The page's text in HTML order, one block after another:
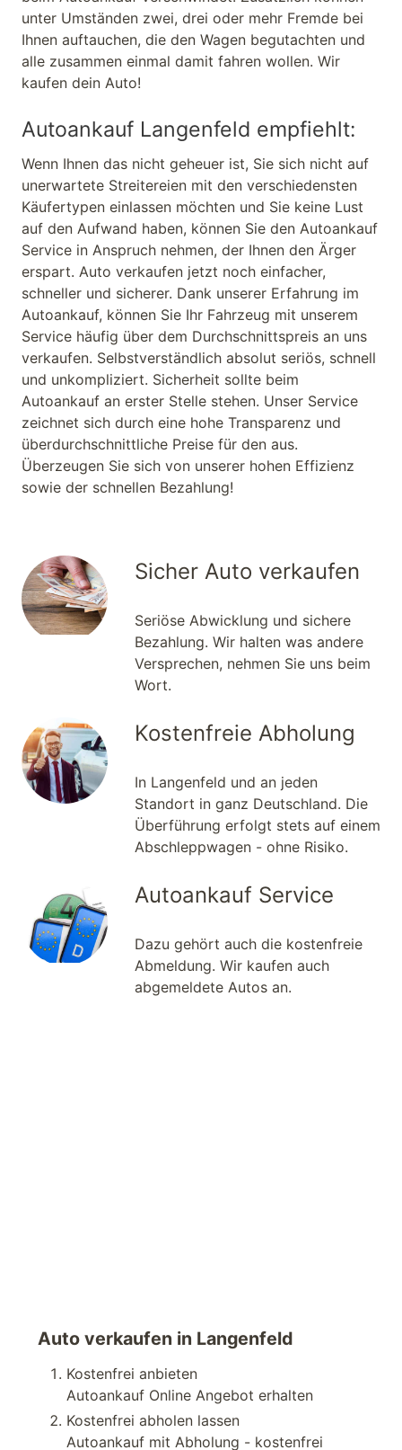
unter Umständen zwei, drei oder mehr Fremde bei
Ihnen auftauchen, die den Wagen begutachten und
alle zusammen einmal damit fahren wollen. Wir
kaufen dein Auto!
Autoankauf Langenfeld empfiehlt:
Wenn Ihnen das nicht geheuer ist, Sie sich nicht auf
unerwartete Streitereien mit den verschiedensten
Käufertypen einlassen möchten und Sie keine Lust
auf den Aufwand haben, können Sie den Autoankauf
Service in Anspruch nehmen, der Ihnen den Ärger
erspart. Auto verkaufen jetzt noch einfacher,
schneller und sicherer. Dank unserer Erfahrung im
Autoankauf, können Sie Ihr Fahrzeug mit unserem
Service häufig über dem Durchschnittspreis an uns
verkaufen. Selbstverständlich absolut seriös, schnell
und unkompliziert. Sicherheit sollte beim
Autoankauf an erster Stelle stehen. Unser Service
zeichnet sich durch eine hohe Transparenz und
überdurchschnittliche Preise für den aus.
Überzeugen Sie sich von unserer hohen Effizienz
sowie der schnellen Bezahlung!
Sicher Auto verkaufen
Seriöse Abwicklung und sichere
Bezahlung. Wir halten was andere
Versprechen, nehmen Sie uns beim
Wort.
Kostenfreie Abholung
In Langenfeld und an jeden
Standort in ganz Deutschland. Die
Überführung erfolgt stets auf einem
Abschleppwagen - ohne Risiko.
Autoankauf Service
Dazu gehört auch die kostenfreie
Abmeldung. Wir kaufen auch
abgemeldete Autos an.
Auto verkaufen in Langenfeld
Kostenfrei anbieten
Autoankauf Online Angebot erhalten
Kostenfrei abholen lassen
Autoankauf mit Abholung - kostenfrei